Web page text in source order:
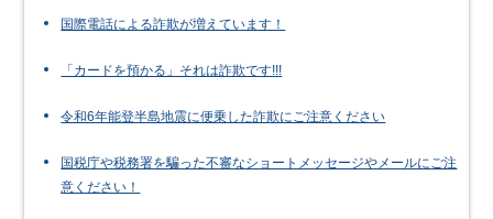
国際電話による詐欺が増えています！
「カードを預かる」それは詐欺です!!!
令和6年能登半島地震に便乗した詐欺にご注意ください
国税庁や税務署を騙った不審なショートメッセージやメールにご注
意ください！